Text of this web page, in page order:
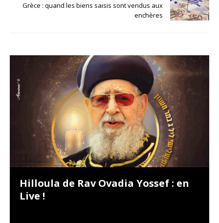
Grèce : quand les biens saisis sont vendus aux
enchères
Hilloula de Rav Ovadia Yossef : en
Live !